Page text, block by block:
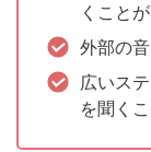
くこと
外部の
広いス
を聞く